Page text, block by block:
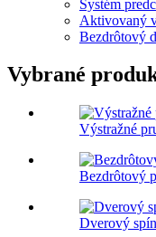
Systém
Aktivovaný
Bezdrôtový
Vybrané
Výstražné
Bezdrôtový
Dverový